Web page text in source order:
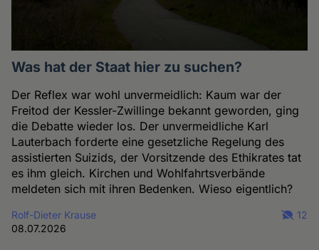
Was hat der Staat hier zu suchen?
Der Reflex war wohl unvermeidlich: Kaum war der
Freitod der Kessler-Zwillinge bekannt geworden, ging
die Debatte wieder los. Der unvermeidliche Karl
Lauterbach forderte eine gesetzliche Regelung des
assistierten Suizids, der Vorsitzende des Ethikrates tat
es ihm gleich. Kirchen und Wohlfahrtsverbände
meldeten sich mit ihren Bedenken. Wieso eigentlich?
Rolf-Dieter Krause
08.07.2026
12